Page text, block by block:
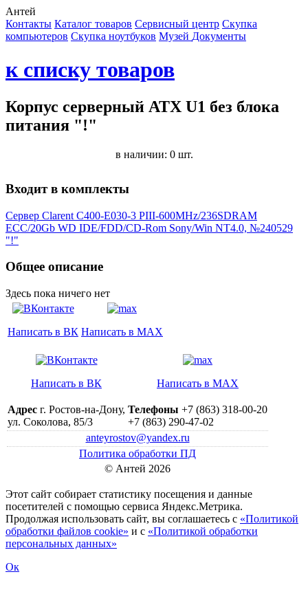
Антей
Контакты Каталог товаров Сервисный центр Cкупка
компьютеров Cкупка ноутбуков Музей Документы
к списку товаров
Корпус серверный ATX U1 без блока
питания "!"
в наличии: 0 шт.
Входит в комплекты
Сервер Clarent C400-E030-3 PIII-600MHz/236SDRAM
ECC/20Gb WD IDE/FDD/CD-Rom Sony/Win NT4.0, №240529
"!"
Общее описание
Здесь пока ничего нет
Написать в ВК Написать в MAX
Написать в ВК Написать в MAX
Адрес г. Ростов-на-Дону,
ул. Соколова, 85/3
Телефоны +7 (863) 318-00-20
+7 (863) 290-47-02
anteyrostov@yandex.ru
Политика обработки ПД
© Антей 2026
Этот сайт собирает статистику посещения и данные
посетителей c помощью сервиса Яндекс.Метрика.
Продолжая использовать сайт, вы соглашаетесь с «Политикой
обработки файлов cookie» и с «Политикой обработки
персональных данных»
Ок